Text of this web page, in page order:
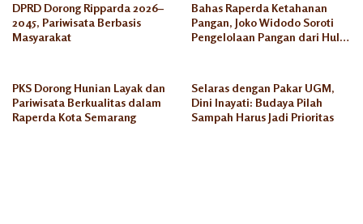
DPRD Dorong Ripparda 2026–
2045, Pariwisata Berbasis
Masyarakat
Bahas Raperda Ketahanan
Pangan, Joko Widodo Soroti
Pengelolaan Pangan dari Hulu
PKS Dorong Hunian Layak dan
Pariwisata Berkualitas dalam
Raperda Kota Semarang
Selaras dengan Pakar UGM,
Dini Inayati: Budaya Pilah
Sampah Harus Jadi Prioritas